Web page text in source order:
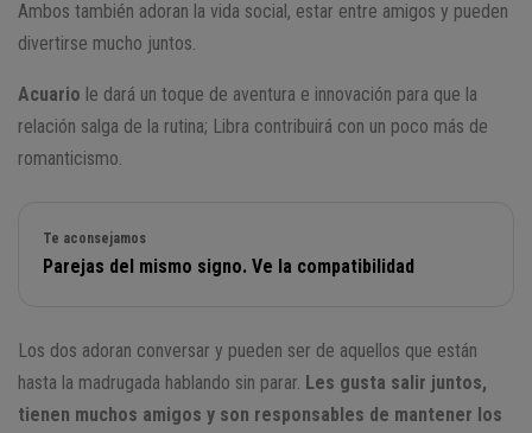
Ambos también adoran la vida social, estar entre amigos y pueden
divertirse mucho juntos.
Acuario le dará un toque de aventura e innovación para que la
relación salga de la rutina; Libra contribuirá con un poco más de
romanticismo.
Te aconsejamos
Parejas del mismo signo. Ve la compatibilidad
Los dos adoran conversar y pueden ser de aquellos que están
hasta la madrugada hablando sin parar. Les gusta salir juntos,
tienen muchos amigos y son responsables de mantener los